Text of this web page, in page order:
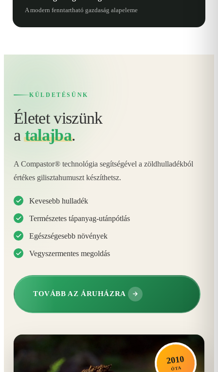
A modern fenntartható gazdaság alapeleme
KÜLDETÉSÜNK
Életet viszünk
atalajba.
A Compastor® technológia segítségével a zöldhulladékból
értékes gilisztahumuszt készíthetsz.
Kevesebb hulladék
Természetes tápanyag-utánpótlás
Egészségesebb növények
Vegyszermentes megoldás
TOVÁBB AZ ÁRUHÁZRA
2010
ÓTA